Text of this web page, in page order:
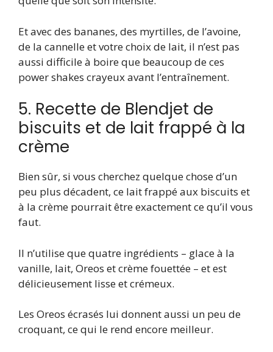
Et avec des bananes, des myrtilles, de l’avoine,
de la cannelle et votre choix de lait, il n’est pas
aussi difficile à boire que beaucoup de ces
power shakes crayeux avant l’entraînement.
5. Recette de Blendjet de
biscuits et de lait frappé à la
crème
Bien sûr, si vous cherchez quelque chose d’un
peu plus décadent, ce lait frappé aux biscuits et
à la crème pourrait être exactement ce qu’il vous
faut.
Il n’utilise que quatre ingrédients – glace à la
vanille, lait, Oreos et crème fouettée – et est
délicieusement lisse et crémeux.
Les Oreos écrasés lui donnent aussi un peu de
croquant, ce qui le rend encore meilleur.